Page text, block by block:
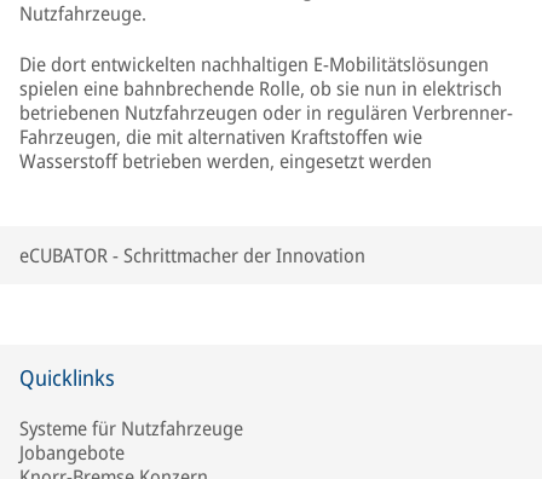
Nutzfahrzeuge.
Die dort entwickelten nachhaltigen E-Mobilitätslösungen
spielen eine bahnbrechende Rolle, ob sie nun in elektrisch
betriebenen Nutzfahrzeugen oder in regulären Verbrenner-
Fahrzeugen, die mit alternativen Kraftstoffen wie
Wasserstoff betrieben werden, eingesetzt werden
eCUBATOR - Schrittmacher der Innovation
Quicklinks
Systeme für Nutzfahrzeuge
Jobangebote